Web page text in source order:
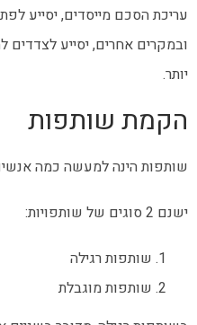
עריכת הסכם מייסדים, יסייע
ובמקרים אחרים, יסייע לצדדים
יותר.
הקמת שותפות
שותפות הינה למעשה כמה
ישנם 2 סוגים של שותפויות:
שותפות רגילה
שותפות מוגבלת